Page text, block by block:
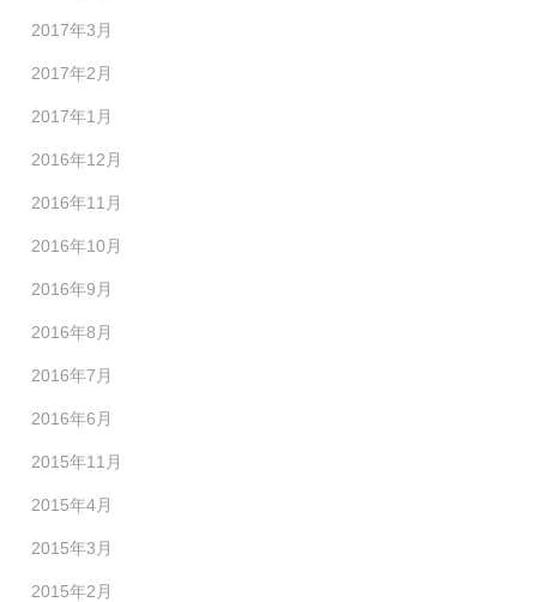
2017年3月
2017年2月
2017年1月
2016年12月
2016年11月
2016年10月
2016年9月
2016年8月
2016年7月
2016年6月
2015年11月
2015年4月
2015年3月
2015年2月